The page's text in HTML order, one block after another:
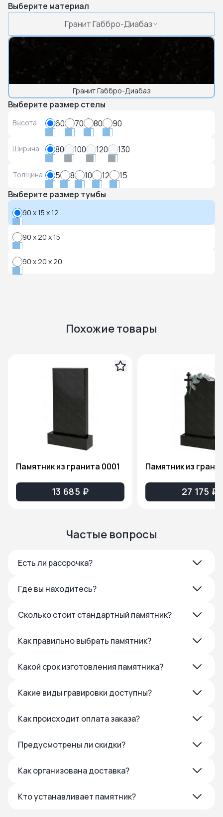
Выберите материал
Гранит Габбро-Диабаз
Гранит Габбро-Диабаз
Выберите размер стелы
Высота 60 70 80 90
Ширина 80 100 120 130
Толщина 5 8 10 12
15
Выберите размер тумбы
90 x 15 x 12
90 x 20 x 15
90 x 20 x 20
Похожие товары
Памятник из гранита 0001
13 685 ₽ 27 175 ₽
Частые вопросы
Есть ли рассрочка?
Где вы находитесь?
Сколько стоит стандартный памятник?
Как правильно выбрать памятник?
Какой срок изготовления памятника?
Какие виды гравировки доступны?
Как происходит оплата заказа?
Предусмотрены ли скидки?
Как организована доставка?
Кто устанавливает памятник?